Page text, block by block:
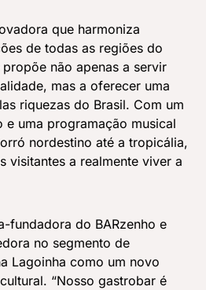
que harmoniza
de todas as regiões do
propõe não apenas a servir
mas a oferecer uma
riquezas do Brasil. Com um
uma programação musical
nordestino até a tropicália,
visitantes a realmente viver a
fundadora do BARzenho e
no segmento de
Lagoinha como um novo
“Nosso gastrobar é